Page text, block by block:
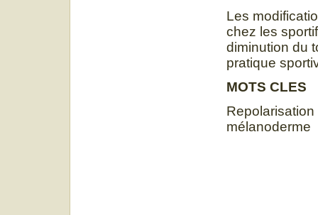
Les
chez les
diminution du
pratique
MOTS CLES
mélanoderme